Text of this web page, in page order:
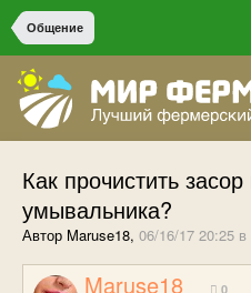
Общение
Как прочистить
умывальника?
Автор Maruse18, 06/16/17 20:25 в
Maruse18 0